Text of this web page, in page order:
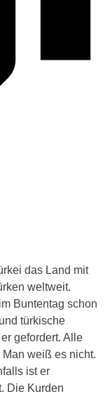
das Land mit
weltweit.
Buntentag schon
türkische
gefordert. Alle
weiß es nicht.
ist er
Die Kurden